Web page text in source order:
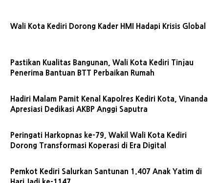
Wali Kota Kediri Dorong Kader HMI Hadapi Krisis Global
Pastikan Kualitas Bangunan, Wali Kota Kediri Tinjau
Penerima Bantuan BTT Perbaikan Rumah
Hadiri Malam Pamit Kenal Kapolres Kediri Kota, Vinanda
Apresiasi Dedikasi AKBP Anggi Saputra
Peringati Harkopnas ke-79, Wakil Wali Kota Kediri
Dorong Transformasi Koperasi di Era Digital
Pemkot Kediri Salurkan Santunan 1.407 Anak Yatim di